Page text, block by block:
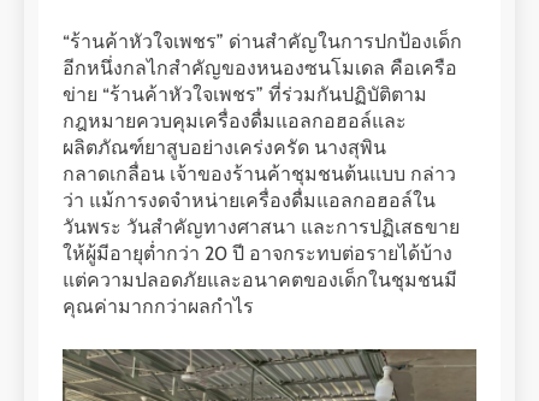
“ร้านค้าหัวใจเพชร” ด่านสำคัญในการปกป้องเด็ก
อีกหนึ่งกลไกสำคัญของหนองซนโมเดล คือเครือ
ข่าย “ร้านค้าหัวใจเพชร” ที่ร่วมกันปฏิบัติตาม
กฎหมายควบคุมเครื่องดื่มแอลกอฮอล์และ
ผลิตภัณฑ์ยาสูบอย่างเคร่งครัด นางสุพิน
กลาดเกลื่อน เจ้าของร้านค้าชุมชนต้นแบบ กล่าว
ว่า แม้การงดจำหน่ายเครื่องดื่มแอลกอฮอล์ใน
วันพระ วันสำคัญทางศาสนา และการปฏิเสธขาย
ให้ผู้มีอายุต่ำกว่า 20 ปี อาจกระทบต่อรายได้บ้าง
แต่ความปลอดภัยและอนาคตของเด็กในชุมชนมี
คุณค่ามากกว่าผลกำไร